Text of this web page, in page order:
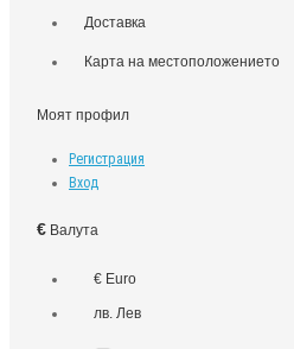
Доставка
Карта на местоположението
Моят профил
Регистрация
Вход
€ Валута
€ Euro
лв. Лев